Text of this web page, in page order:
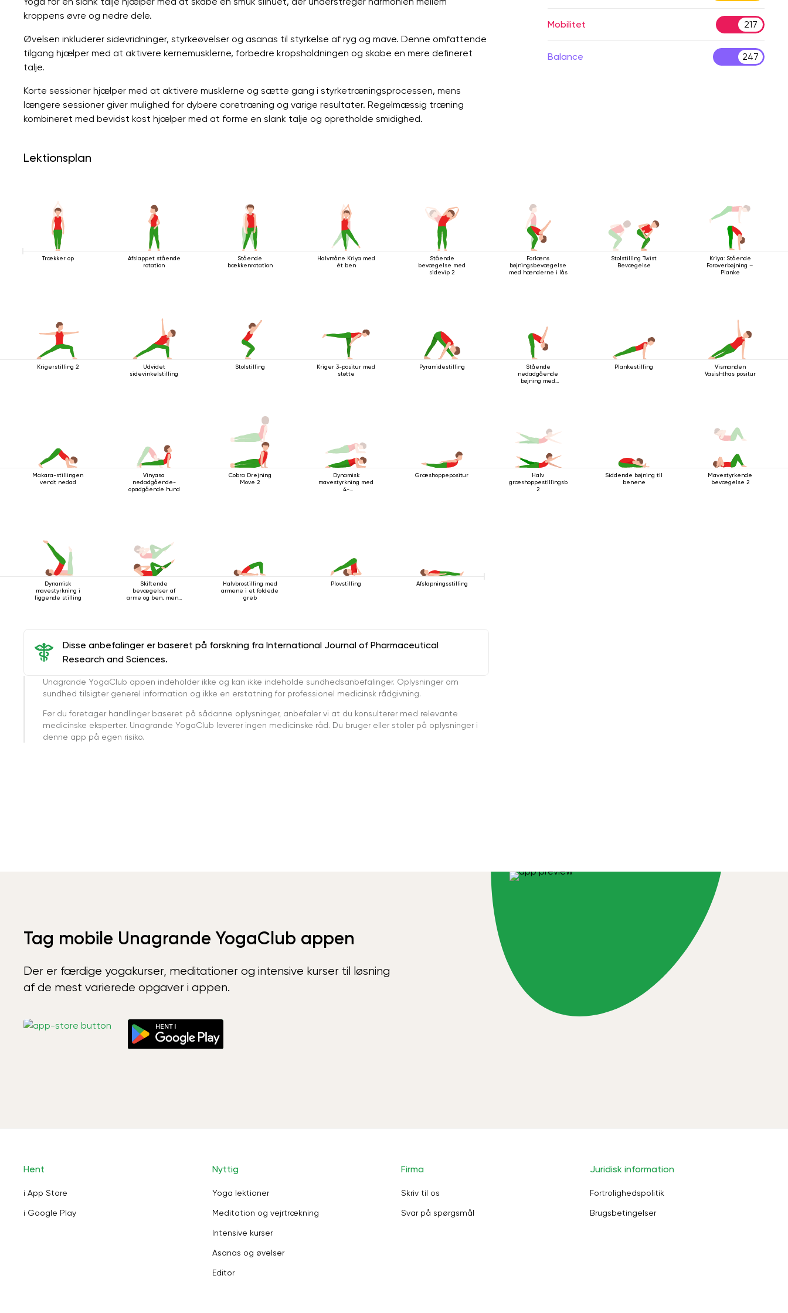
kroppens øvre og nedre dele.
Øvelsen inkluderer sidevridninger, styrkeøvelser og asanas til styrkelse af ryg og mave. Denne omfattende
tilgang hjælper med at aktivere kernemusklerne, forbedre kropsholdningen og skabe en mere defineret
talje.
Korte sessioner hjælper med at aktivere musklerne og sætte gang i styrketræningsprocessen, mens
længere sessioner giver mulighed for dybere coretræning og varige resultater. Regelmæssig træning
kombineret med bevidst kost hjælper med at forme en slank talje og opretholde smidighed.
Mobilitet 217
Balance 247
Lektionsplan
Trækker op
Afslappet stående
rotation
Stående
bækkenrotation
Halvmåne Kriya med
ét ben
Stående
bevægelse med
sidevip 2
Forlæns
bøjningsbevægelse
med hænderne i lås
Stolstilling Twist
Bevægelse
Kriya: Stående
Foroverbøjning –
Planke
Krigerstilling 2
Udvidet
sidevinkelstilling
Stolstilling
Kriger 3-positur med
støtte
Pyramidestilling
Stående
nedadgående
bøjning med
Plankestilling
Vismanden
Vasishthas positur
Makara-stillingen
vendt nedad
Vinyasa
nedadgående-
opadgående hund
Cobra Drejning
Move 2
Dynamisk
mavestyrkning med
4-
Græshoppepositur
Halv
græshoppestillingsbevægelse
2
Siddende bøjning til
benene
Mavestyrkende
bevægelse 2
Dynamisk
mavestyrkning i
liggende stilling
Skiftende
bevægelser af
arme og ben, mens
Halvbrostilling med
armene i et foldede
greb
Plovstilling Afslapningsstilling
Disse anbefalinger er baseret på forskning fra International Journal of Pharmaceutical
Research and Sciences.
Unagrande YogaClub appen indeholder ikke og kan ikke indeholde sundhedsanbefalinger. Oplysninger om
sundhed tilsigter generel information og ikke en erstatning for professionel medicinsk rådgivning.
Før du foretager handlinger baseret på sådanne oplysninger, anbefaler vi at du konsulterer med relevante
medicinske eksperter. Unagrande YogaClub leverer ingen medicinske råd. Du bruger eller stoler på oplysninger i
denne app på egen risiko.
Tag mobile Unagrande YogaClub appen
Der er færdige yogakurser, meditationer og intensive kurser til løsning
af de mest varierede opgaver i appen.
Hent
i App Store
i Google Play
Nyttig
Yoga lektioner
Meditation og vejrtrækning
Intensive kurser
Asanas og øvelser
Editor
Firma
Skriv til os
Svar på spørgsmål
Juridisk information
Fortrolighedspolitik
Brugsbetingelser